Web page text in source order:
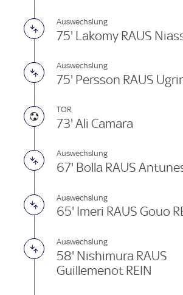
Auswechslung
75' Lakomy RAUS
Auswechslung
75' Persson RAUS
TOR
73' Ali Camara
Auswechslung
67' Bolla RAUS
Auswechslung
65' Imeri RAUS Gouo
Auswechslung
58' Nishimura RAUS
Guillemenot REIN